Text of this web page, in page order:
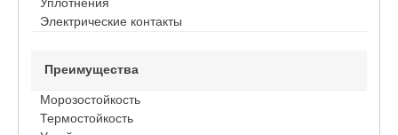
Электрические контакты
Преимущества
Морозостойкость
Термостойкость